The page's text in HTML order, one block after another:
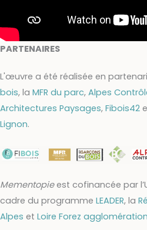
PARTENAIRES
L'œuvre a été réalisée en
bois, la MFR du parc, Alpes
Architectures Paysages, Fibois42
Lignon.
Mementopieest cofinancée par
cadre du programme LEADER, la
Alpes et Loire Forez agglomération